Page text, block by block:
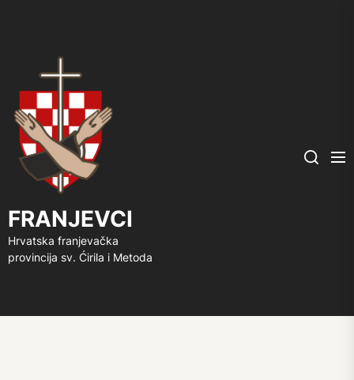
FRANJEVCI
Hrvatska franjevačka
provincija sv. Ćirila i Metoda
Search